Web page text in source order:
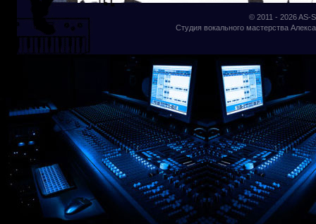
© 2011 - 2026AS-
Студия вокального мастерства